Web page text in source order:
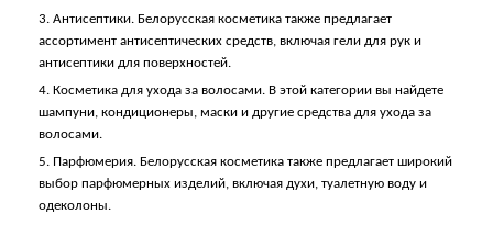
3. Антисептики. Белорусская косметика также предлагает
ассортимент антисептических средств, включая гели для рук и
антисептики для поверхностей.
4. Косметика для ухода за волосами. В этой категории вы найдете
шампуни, кондиционеры, маски и другие средства для ухода за
волосами.
5. Парфюмерия. Белорусская косметика также предлагает широкий
выбор парфюмерных изделий, включая духи, туалетную воду и
одеколоны.